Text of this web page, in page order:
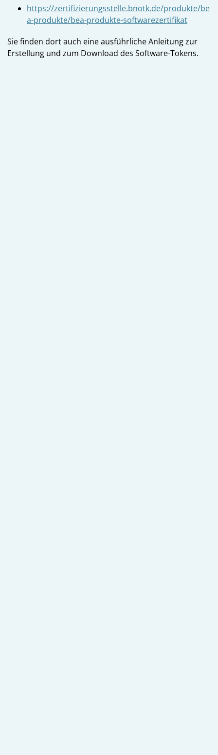
https://zertifizierungsstelle.bnotk.de/produkte/be
a-produkte/bea-produkte-softwarezertifikat
Sie finden dort auch eine ausführliche Anleitung zur
Erstellung und zum Download des Software-Tokens.